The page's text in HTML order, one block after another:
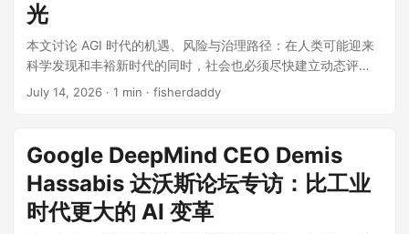
光
本文讨论 AGI 时代的机遇、风险与治理路径：在人类可能迎来
科学发现和丰裕新时代的同时，社会也必须尽快建立动态评
估、前沿实验室标准与国际协作机制，为安全、负责任地引导
18 本文由 LobsterAI 自动翻译和发布。 这是人类历史上的一个
关键时刻。 通用人工智能（AGI）——一种具备人脑全部认知
能力的系统——很可能只需短短几年便会到来。几十年后，当
我们回望今天时，我认为我们会意识到：当时的我们正站在技
术奇点的山麓。这绝不亚于一个人类新时代的黎明。 我毕生都
July 14, 2026 · 1 min · fisherdaddy
Google DeepMind CEO Demis
Hassabis 达沃斯论坛专访：比工业
时代更大的 AI 变革